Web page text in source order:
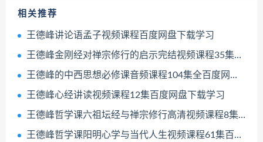
相关推荐
王德峰讲论语孟子视频课程百度网盘下载学习
王德峰金刚经对禅宗修行的启示完结视频课程35集百度网盘下载学习
王德峰的中西思想必修课音频课程104集全百度网盘下载学习
王德峰心经讲读视频课程12集百度网盘下载学习
王德峰哲学课六祖坛经与禅宗修行高清视频课程8集配套文字资料百度网盘下载学习
王德峰哲学课阳明心学与当代人生视频课程61集百度网盘下载学习